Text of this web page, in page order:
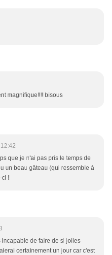
magnifique!!!! bisous
que je n'ai pas pris le temps de
un beau gâteau (qui ressemble à
ci !
incapable de faire de si jolies
certainement un jour car c'est